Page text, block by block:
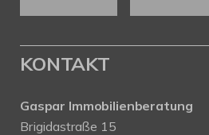
KONTAKT
Gaspar Immobilienberatung
Brigidastraße 15